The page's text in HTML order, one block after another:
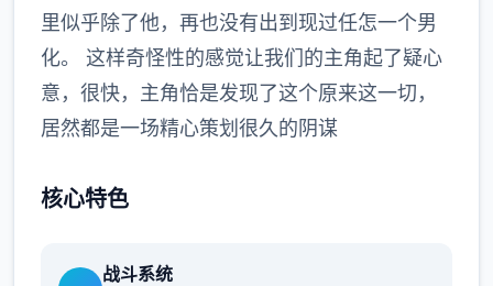
里似乎除了他，再也没有出到现过任怎一个男
化。 这样奇怪性的感觉让我们的主角起了疑心
意，很快，主角恰是发现了这个原来这一切，
居然都是一场精心策划很久的阴谋
核心特色
战斗系统